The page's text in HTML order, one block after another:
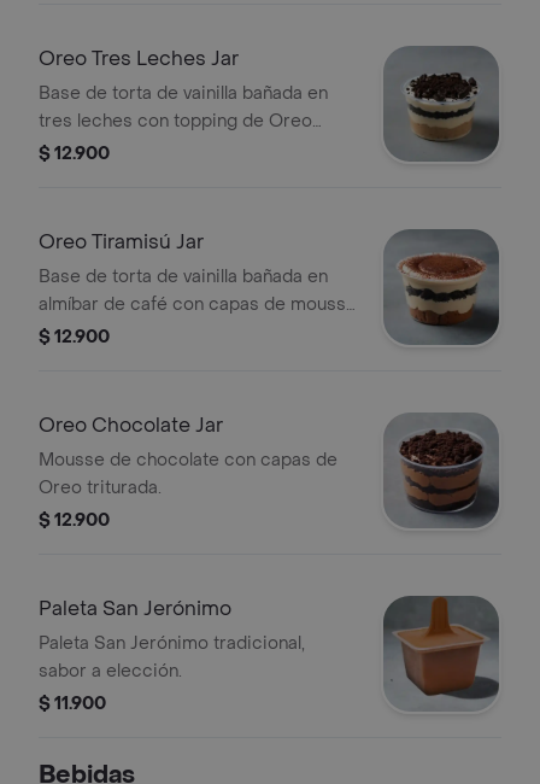
Oreo Tres Leches Jar
Base de torta de vainilla bañada en
tres leches con topping de Oreo
triturada.
$ 12.900
Oreo Tiramisú Jar
Base de torta de vainilla bañada en
almíbar de café con capas de mousse
de tiramisú y Oreo.
$ 12.900
Oreo Chocolate Jar
Mousse de chocolate con capas de
Oreo triturada.
$ 12.900
Paleta San Jerónimo
Paleta San Jerónimo tradicional,
sabor a elección.
$ 11.900
Bebidas